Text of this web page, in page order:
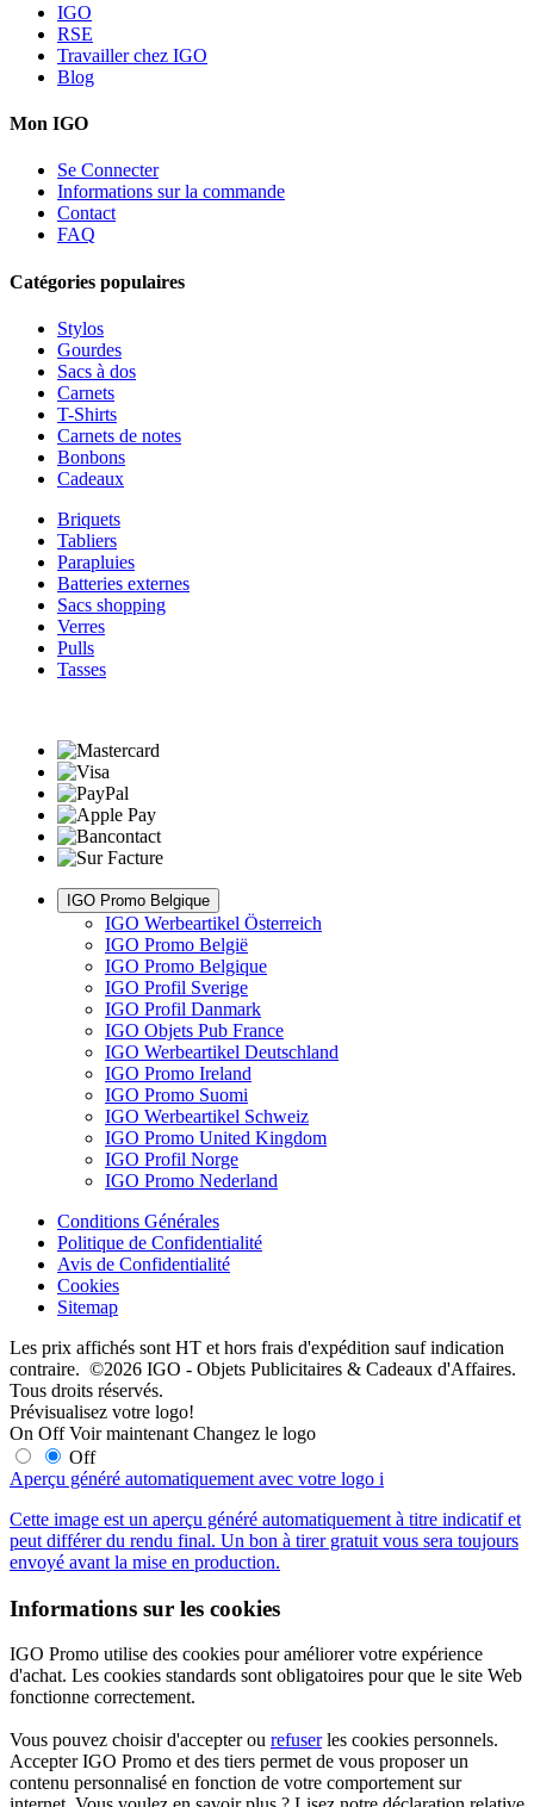
IGO
RSE
Travailler chez IGO
Blog
Mon IGO
Se Connecter
Informations sur la commande
Contact
FAQ
Catégories populaires
Stylos
Gourdes
Sacs à dos
Carnets
T-Shirts
Carnets de notes
Bonbons
Cadeaux
Briquets
Tabliers
Parapluies
Batteries externes
Sacs shopping
Verres
Pulls
Tasses
IGO Promo Belgique
IGO Werbeartikel Österreich
IGO Promo België
IGO Promo Belgique
IGO Profil Sverige
IGO Profil Danmark
IGO Objets Pub France
IGO Werbeartikel Deutschland
IGO Promo Ireland
IGO Promo Suomi
IGO Werbeartikel Schweiz
IGO Promo United Kingdom
IGO Profil Norge
IGO Promo Nederland
Conditions Générales
Politique de Confidentialité
Avis de Confidentialité
Cookies
Sitemap
Les prix affichés sont HT et hors frais d'expédition sauf indication
contraire. ©2026 IGO - Objets Publicitaires & Cadeaux d'Affaires.
Tous droits réservés.
Prévisualisez votre logo!
On Off Voir maintenant Changez le logo
Off
Aperçu généré automatiquement avec votre logo i
Cette image est un aperçu généré automatiquement à titre indicatif et
peut différer du rendu final. Un bon à tirer gratuit vous sera toujours
envoyé avant la mise en production.
Informations sur les cookies
IGO Promo utilise des cookies pour améliorer votre expérience
d'achat. Les cookies standards sont obligatoires pour que le site Web
fonctionne correctement.
Vous pouvez choisir d'accepter ou refuserles cookies personnels.
Accepter IGO Promo et des tiers permet de vous proposer un
contenu personnalisé en fonction de votre comportement sur